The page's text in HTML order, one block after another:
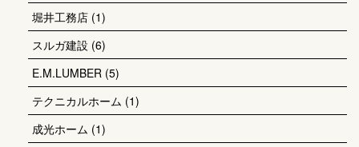
堀井工務店 (1)
スルガ建設 (6)
E.M.LUMBER (5)
テクニカルホーム (1)
成光ホーム (1)